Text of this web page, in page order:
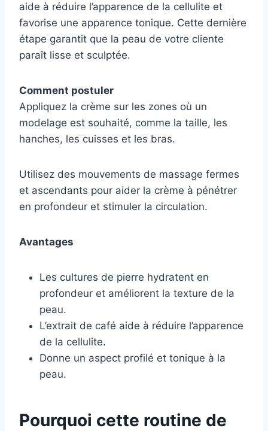
aide à réduire l’apparence de la cellulite et
favorise une apparence tonique. Cette dernière
étape garantit que la peau de votre cliente
paraît lisse et sculptée.
Comment postuler
Appliquez la crème sur les zones où un
modelage est souhaité, comme la taille, les
hanches, les cuisses et les bras.
Utilisez des mouvements de massage fermes
et ascendants pour aider la crème à pénétrer
en profondeur et stimuler la circulation.
Avantages
Les cultures de pierre hydratent en
profondeur et améliorent la texture de la
peau.
L’extrait de café aide à réduire l’apparence
de la cellulite.
Donne un aspect profilé et tonique à la
peau.
Pourquoi cette routine de